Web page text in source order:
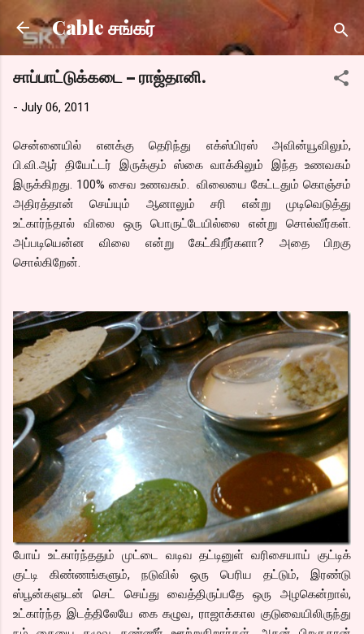
Skip to main content
Cable சங்கர்
சாப்பாட்டுக்கடை – ராஜ்தானி.
- July 06, 2011
சென்னையில் எனக்கு தெரிந்து எக்ஸ்பிரஸ் அவின்யூவிலும்,
பி.வி.ஆர் தியேட்டர் இருக்கும் ஸ்கை வாக்கிலும் இந்த உணவகம்
இருக்கிறது. 100% சைவ உணவகம். விலையை கேட்டதும் கொஞ்சம்
அதிரத்தான் செய்யும் ஆனாலும் சரி என்று முடிவெடுத்து
உட்கார்ந்தால் விலை ஒரு பொருட்டேயில்லை என்று சொல்வீர்கள்.
அப்படியென்ன விலை என்று கேட்கிறீர்களா? அதை பிறகு
சொல்கிறேன்.
போய் உட்கார்ந்ததும் முட்டை வடிவ தட்டினுள் வரிசையாய் குட்டிக்
குட்டி கிண்ணங்களும், நடுவில் ஒரு பெரிய தட்டும், இரண்டு
ஸ்பூன்களுடன் செட் செய்து வைத்திருப்பதே ஒரு அழகென்றால்,
உட்கார்ந்த இடத்திலேயே கை கழுவ, ராஜாக்கால குடுவையிலிருந்து